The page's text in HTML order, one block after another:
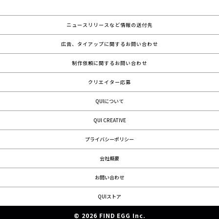
ニュースリリースなど情報の送付先
広告、タイアップに関するお問い合わせ
制作依頼に関するお問い合わせ
クリエイター応募
QUIについて
QUI CREATIVE
プライバシーポリシー
会社概要
お問い合わせ
QUIストア
© 2026 FIND EGG Inc.